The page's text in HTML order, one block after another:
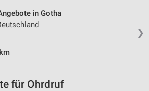
❯
in Gotha
für Ohrdruf